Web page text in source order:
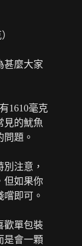
甚麼大家
1610毫克
見的魷魚
題。
注意，
但如果你
即可。
歡單包裝
是會一顆